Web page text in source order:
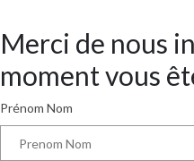
Merci de nous
moment vous
Prénom Nom